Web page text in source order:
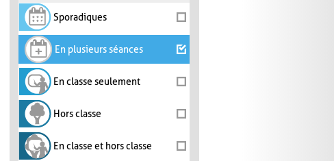
Sporadiques
En plusieurs séances
En classe seulement
Hors classe
En classe et hors classe